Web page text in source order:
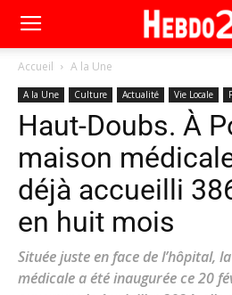
Accueil A la Une
A la Une Culture Actualité Vie Locale
Haut-Doubs. À
maison
déjà accueilli
en huit mois
Située juste en face de l’hôpital,
médicale a été inaugurée ce 20